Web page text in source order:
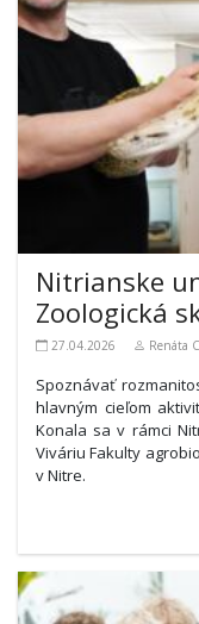
Nitrianske
Zoologická
27.04.2026 Renáta
Spoznávať
hlavným cieľom
Konala sa v rámci
Viváriu Fakulty
v Nitre.